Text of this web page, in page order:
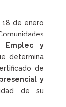
de enero
Empleo y
determina
de
y
de su